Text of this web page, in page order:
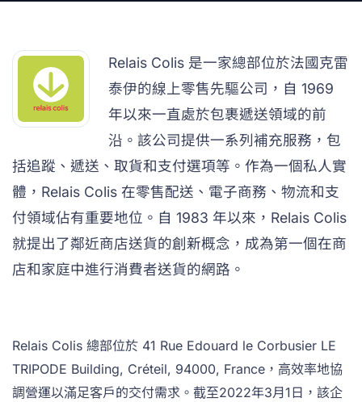
Relais Colis 是一家總部位於法國克雷
泰伊的線上零售先驅公司，自 1969
年以來一直處於包裹遞送領域的前
沿。該公司提供一系列補充服務，包
括追蹤、遞送、取貨和支付選項等。作為一個私人實
體，Relais Colis 在零售配送、電子商務、物流和支
付領域佔有重要地位。自 1983 年以來，Relais Colis
就提出了鄰近商店送貨的創新概念，成為第一個在商
店和家庭中進行消費者送貨的網路。
Relais Colis 總部位於 41 Rue Edouard le Corbusier LE
TRIPODE Building, Créteil, 94000, France，高效率地協
調營運以滿足客戶的交付需求。截至2022年3月1日，該企